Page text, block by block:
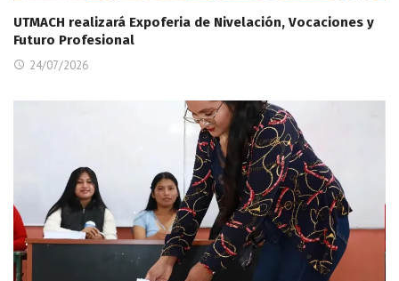
UTMACH realizará Expoferia de Nivelación, Vocaciones y
Futuro Profesional
24/07/2026